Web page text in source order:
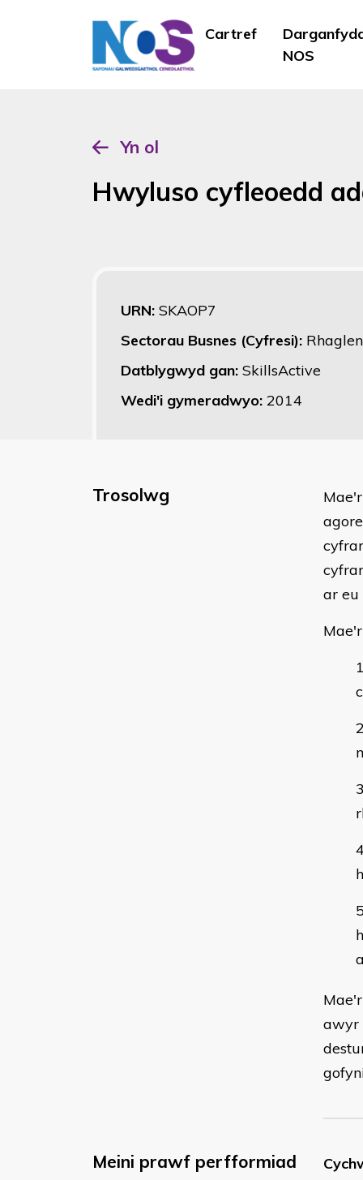
Cartref
NOS
Yn ol
Hwyluso cyfleoedd
URN: SKAOP7
Sectorau Busnes (Cyfresi):
Datblygwyd gan: SkillsActive
Wedi'i gymeradwyo: 2014
Trosolwg
ar
awyr
Meini prawf perfformiad